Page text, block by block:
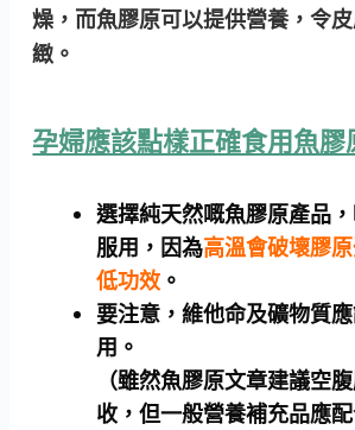
燥，而魚膠原可以提供營養，令
緻。
孕婦應該點樣正確食用魚膠
選擇純天然嘅魚膠原產品
服用，因為高溫會破壞膠
低功效 。
要注意，維他命及礦物質
用。
（雖然魚膠原文章建議空
收，但一般營養補充品應